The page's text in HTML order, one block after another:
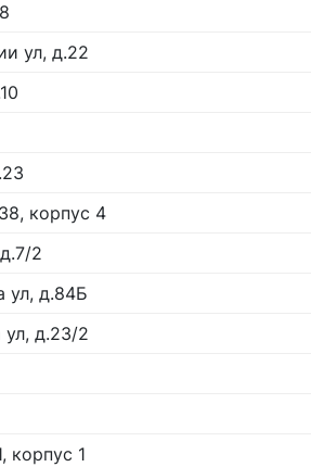
ул, д.22
корпус 4
2
ул, д.84Б
ул, д.23/2
корпус 1